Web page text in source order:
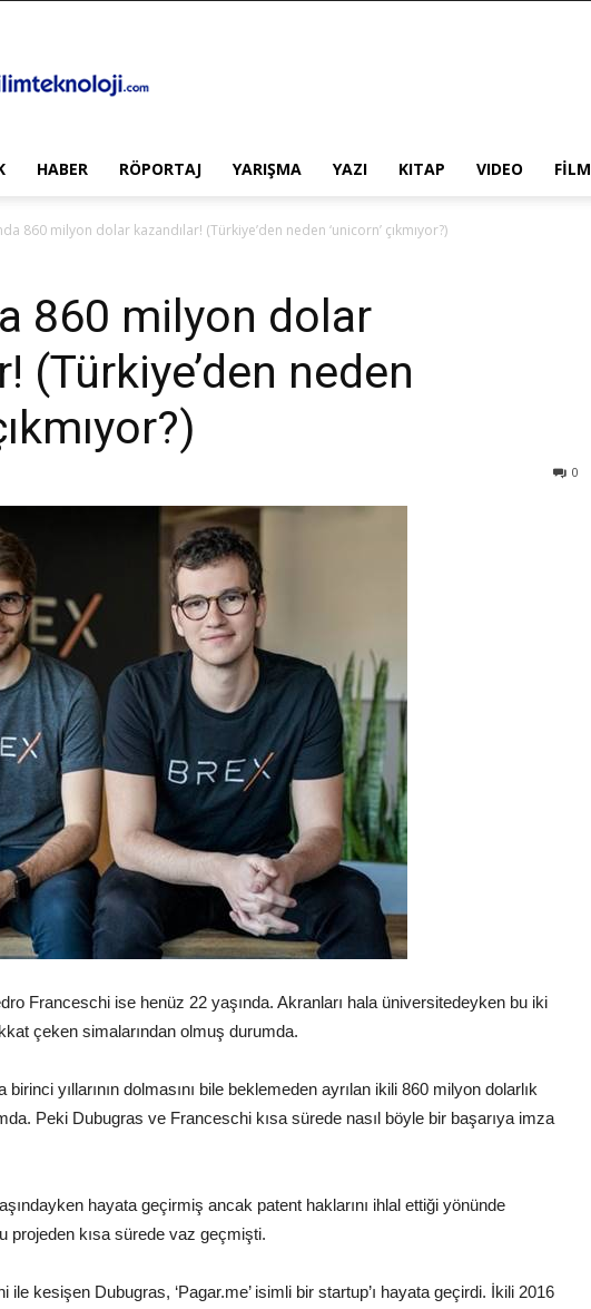
HABER RÖPORTAJ YARIŞMA YAZI KITAP VIDEO FİLM
860 milyon dolar kazandılar! (Türkiye’den neden ‘unicorn’ çıkmıyor?)
860 milyon dolar
(Türkiye’den neden
0
Franceschi ise henüz 22 yaşında. Akranları hala üniversitedeyken bu iki
çeken simalarından olmuş durumda.
yıllarının dolmasını bile beklemeden ayrılan ikili 860 milyon dolarlık
Peki Dubugras ve Franceschi kısa sürede nasıl böyle bir başarıya imza
hayata geçirmiş ancak patent haklarını ihlal ettiği yönünde
projeden kısa sürede vaz geçmişti.
kesişen Dubugras, ‘Pagar.me’ isimli bir startup’ı hayata geçirdi. İkili 2016